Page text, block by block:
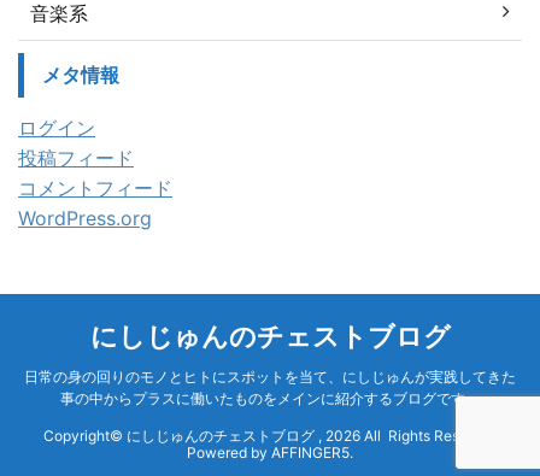
音楽系
メタ情報
ログイン
投稿フィード
コメントフィード
WordPress.org
にしじゅんのチェストブログ
日常の身の回りのモノとヒトにスポットを当て、にしじゅんが実践してきた
事の中からプラスに働いたものをメインに紹介するブログです。
Copyright© にしじゅんのチェストブログ , 2026 All Rights Reserved
Powered by AFFINGER5.